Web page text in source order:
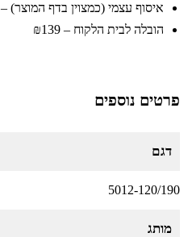
איסוף עצמי (כמצוין בדף המוצר) – ₪0
הובלה לבית הלקוח – ₪139
פרטים נוספים
דגם
5012-120/190
מותג